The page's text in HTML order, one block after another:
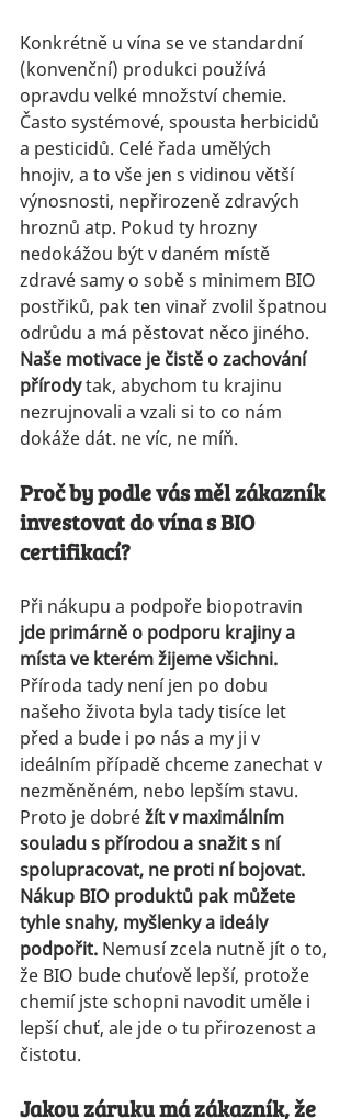
Konkrétně u vína se ve standardní
(konvenční) produkci používá
opravdu velké množství chemie.
Často systémové, spousta herbicidů
a pesticidů. Celé řada umělých
hnojiv, a to vše jen s vidinou větší
výnosnosti, nepřirozeně zdravých
hroznů atp. Pokud ty hrozny
nedokážou být v daném místě
zdravé samy o sobě s minimem BIO
postřiků, pak ten vinař zvolil špatnou
odrůdu a má pěstovat něco jiného.
Naše motivace je čistě o zachování
přírody tak, abychom tu krajinu
nezrujnovali a vzali si to co nám
dokáže dát. ne víc, ne míň.
Proč by podle vás měl zákazník
investovat do vína s BIO
certifikací?
Při nákupu a podpoře biopotravin
jde primárně o podporu krajiny a
místa ve kterém žijeme všichni.
Příroda tady není jen po dobu
našeho života byla tady tisíce let
před a bude i po nás a my ji v
ideálním případě chceme zanechat v
nezměněném, nebo lepším stavu.
Proto je dobré žít v maximálním
souladu s přírodou a snažit s ní
spolupracovat, ne proti ní bojovat.
Nákup BIO produktů pak můžete
tyhle snahy, myšlenky a ideály
podpořit. Nemusí zcela nutně jít o to,
že BIO bude chuťově lepší, protože
chemií jste schopni navodit uměle i
lepší chuť, ale jde o tu přirozenost a
čistotu.
Jakou záruku má zákazník, že